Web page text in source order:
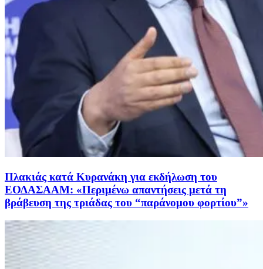
Πλακιάς κατά Κυρανάκη για εκδήλωση του
ΕΟΔΑΣΑΑΜ: «Περιμένω απαντήσεις μετά τη
βράβευση της τριάδας του “παράνομου φορτίου”»